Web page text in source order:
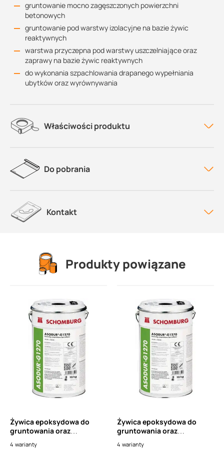
gruntowanie mocno zagęszczonych powierzchni
betonowych
gruntowanie pod warstwy izolacyjne na bazie żywic
reaktywnych
warstwa przyczepna pod warstwy uszczelniające oraz
zaprawy na bazie żywic reaktywnych
do wykonania szpachlowania drapanego wypełniania
ubytków oraz wyrównywania
Właściwości produktu
Do pobrania
Kontakt
Produkty powiązane
Żywica epoksydowa do
gruntowania oraz
ASODUR G1270
4 warianty
Żywica epoksydowa do
gruntowania oraz
ASODUR G1270
4 warianty